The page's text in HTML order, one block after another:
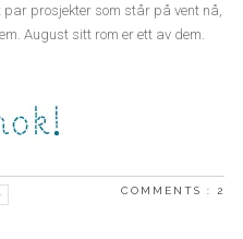
prosjekter som står på vent nå,
August sitt rom er ett av dem.
COMMENTS : 2